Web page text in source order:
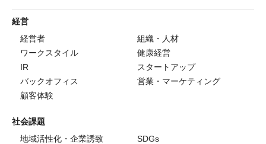
経営
経営者
組織・人材
ワークスタイル
健康経営
IR
スタートアップ
バックオフィス
営業・マーケティング
顧客体験
社会課題
地域活性化・企業誘致
SDGs